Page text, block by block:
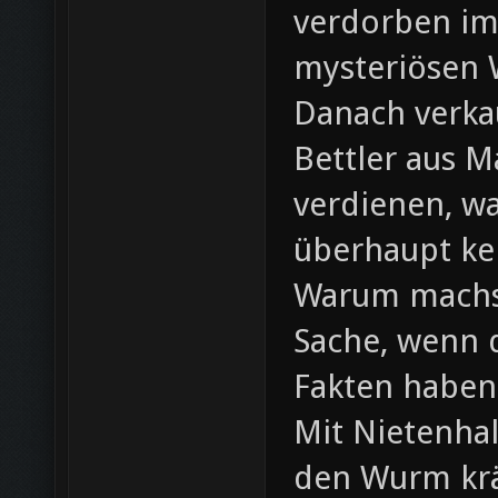
verdorben
mysteriösen
Danach
Bettler aus
verdienen,
überhaupt
Warum
Sache, wenn
Fakten
Mit
den Wurm